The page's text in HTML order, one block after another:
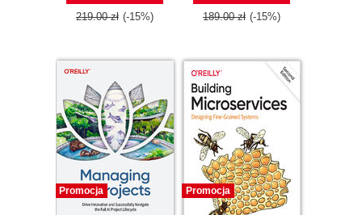
219.00 zł (-15%) 189.00 zł (-15%)
Promocja Promocja